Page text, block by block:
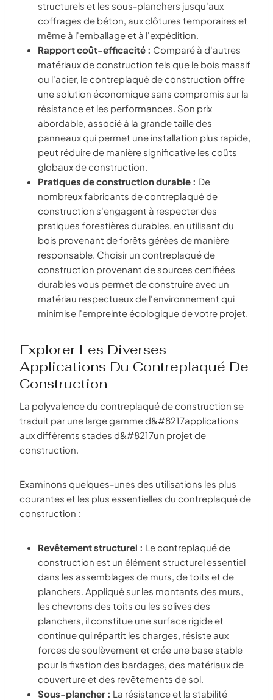
structurels et les sous-planchers jusqu'aux
coffrages de béton, aux clôtures temporaires et
même à l'emballage et à l'expédition.
Rapport coût-efficacité : Comparé à d'autres
matériaux de construction tels que le bois massif
ou l'acier, le contreplaqué de construction offre
une solution économique sans compromis sur la
résistance et les performances. Son prix
abordable, associé à la grande taille des
panneaux qui permet une installation plus rapide,
peut réduire de manière significative les coûts
globaux de construction.
Pratiques de construction durable : De
nombreux fabricants de contreplaqué de
construction s'engagent à respecter des
pratiques forestières durables, en utilisant du
bois provenant de forêts gérées de manière
responsable. Choisir un contreplaqué de
construction provenant de sources certifiées
durables vous permet de construire avec un
matériau respectueux de l'environnement qui
minimise l'empreinte écologique de votre projet.
Explorer Les Diverses
Applications Du Contreplaqué De
Construction
La polyvalence du contreplaqué de construction se
traduit par une large gamme d&#8217applications
aux différents stades d&#8217un projet de
construction.
Examinons quelques-unes des utilisations les plus
courantes et les plus essentielles du contreplaqué de
construction :
Revêtement structurel : Le contreplaqué de
construction est un élément structurel essentiel
dans les assemblages de murs, de toits et de
planchers. Appliqué sur les montants des murs,
les chevrons des toits ou les solives des
planchers, il constitue une surface rigide et
continue qui répartit les charges, résiste aux
forces de soulèvement et crée une base stable
pour la fixation des bardages, des matériaux de
couverture et des revêtements de sol.
Sous-plancher : La résistance et la stabilité